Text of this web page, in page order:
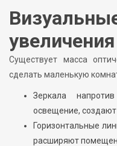
Существует масса
сделать маленькую
Зеркала
освещение,
Горизонтальные
расширяют